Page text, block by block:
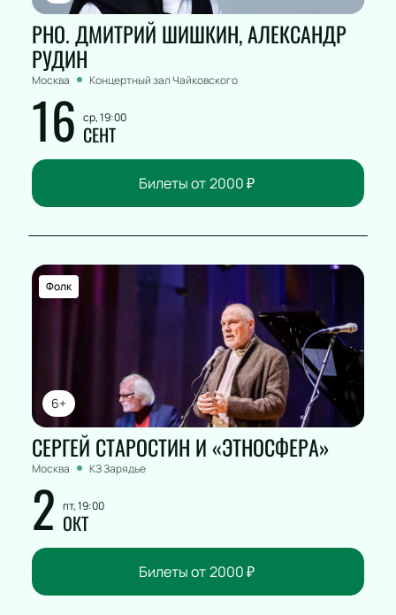
РНО. ДМИТРИЙ ШИШКИН, АЛЕКСАНДР
РУДИН
Москва Концертный зал Чайковского
16 ср, 19:00
СЕНТ
Билеты от 2000₽
6+
Фолк
СЕРГЕЙ СТАРОСТИН И «ЭТНОСФЕРА»
Москва КЗ Зарядье
2 пт, 19:00
ОКТ
Билеты от 2000₽